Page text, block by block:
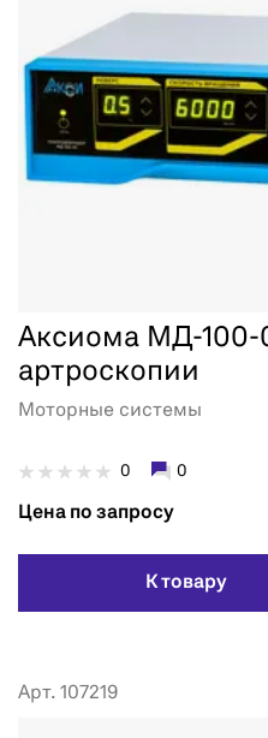
Аксиома МД-100-
артроскопии
Моторные системы
0 0
Цена по запросу
К товару
Арт. 107219